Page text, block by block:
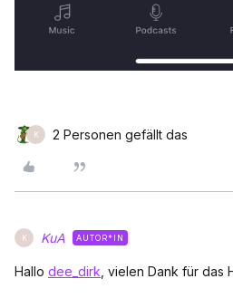
K 2 Personen gefällt das
K KuA AUTOR*IN
Hallo dee_dirk , vielen Dank für das